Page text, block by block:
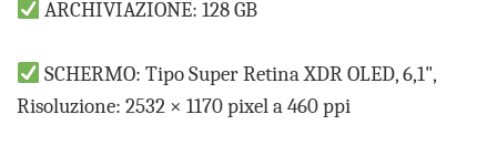
ARCHIVIAZIONE: 128 GB
SCHERMO: Tipo Super Retina XDR OLED, 6,1",
Risoluzione: 2532 × 1170 pixel a 460 ppi